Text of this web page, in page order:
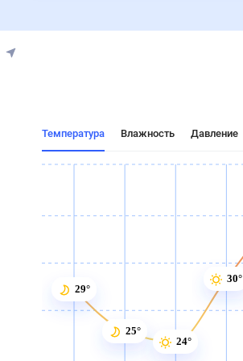
Температура Влажность Давление
29°
25°
24°
30°